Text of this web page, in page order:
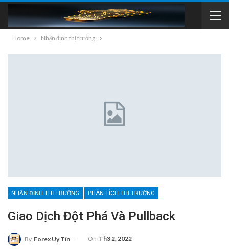
Home Nhận định thị trường
NHẬN ĐỊNH THỊ TRƯỜNG PHÂN TÍCH THỊ TRƯỜNG
Giao Dịch Đột Phá Và Pullback
By Forex Uy Tín On Th3 2, 2022